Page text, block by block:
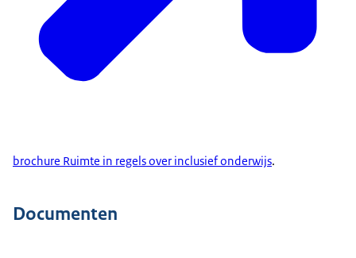
brochure Ruimte in regels over inclusief onderwijs.
Documenten